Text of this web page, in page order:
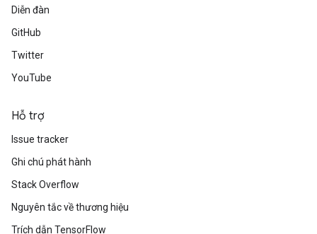
Diễn đàn
GitHub
Twitter
YouTube
Hỗ trợ
Issue tracker
Ghi chú phát hành
Stack Overflow
Nguyên tắc về thương hiệu
Trích dẫn TensorFlow